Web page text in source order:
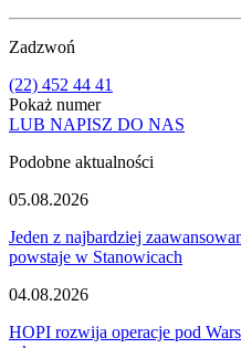
Zadzwoń
(22) 452 44 41
Pokaż numer
LUB NAPISZ DO NAS
Podobne aktualności
05.08.2026
Jeden z najbardziej
powstaje w Stanowicach
04.08.2026
HOPI rozwija operacje pod